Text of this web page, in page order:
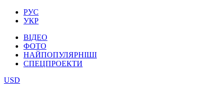
РУС
УКР
ВІДЕО
ФОТО
НАЙПОПУЛЯРНІШІ
СПЕЦПРОЕКТИ
USD